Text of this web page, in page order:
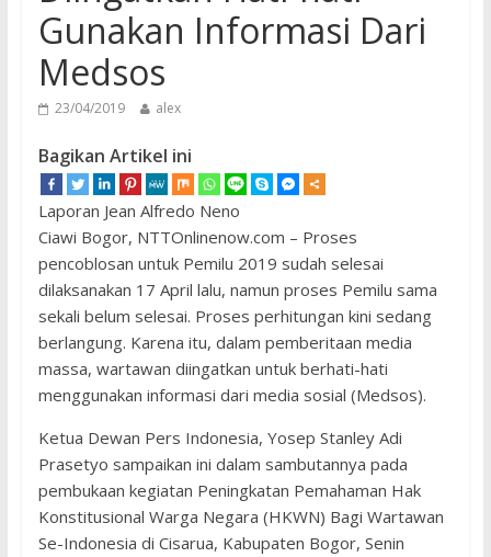
Gunakan Informasi Dari
Medsos
23/04/2019 alex
Bagikan Artikel ini
Laporan Jean Alfredo Neno
Ciawi Bogor, NTTOnlinenow.com – Proses
pencoblosan untuk Pemilu 2019 sudah selesai
dilaksanakan 17 April lalu, namun proses Pemilu sama
sekali belum selesai. Proses perhitungan kini sedang
berlangung. Karena itu, dalam pemberitaan media
massa, wartawan diingatkan untuk berhati-hati
menggunakan informasi dari media sosial (Medsos).
Ketua Dewan Pers Indonesia, Yosep Stanley Adi
Prasetyo sampaikan ini dalam sambutannya pada
pembukaan kegiatan Peningkatan Pemahaman Hak
Konstitusional Warga Negara (HKWN) Bagi Wartawan
Se-Indonesia di Cisarua, Kabupaten Bogor, Senin